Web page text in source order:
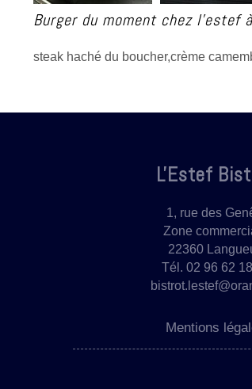
Burger du moment chez l'estef
steak haché du boucher,crème
L'Estef
1, rue des
Zone
22360
Tél. 02 96 62
Mentions